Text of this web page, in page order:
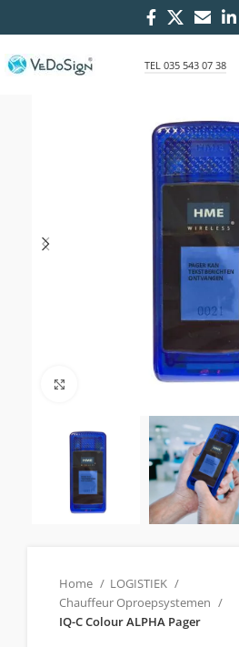
TEL 035 543 07 38
Click to enlarge
Home
LOGISTIEK
Chauffeur Oproepsystemen
IQ-C Colour ALPHA Pager